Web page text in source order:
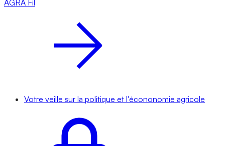
AGRA Fil
Votre veille sur la politique et l'écononomie agricole